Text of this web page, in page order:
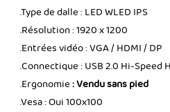
.Type de dalle : LED WLED IPS
.Résolution : 1920 x 1200
.Entrées vidéo : VGA / HDMI / DP
.Connectique : USB 2.0 Hi-Speed
.Ergonomie: Vendu sans pied
.Vesa : Oui 100x100